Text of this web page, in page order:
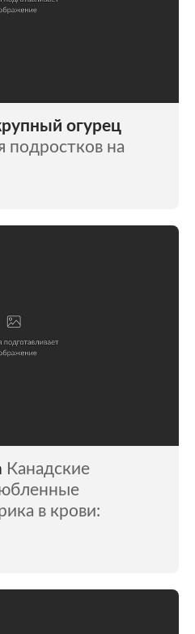
огурец
подростков на
Канадские
в крови: